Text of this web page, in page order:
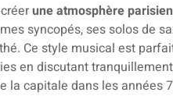
une atmosphère
syncopés, ses solos de
Ce style musical est
en discutant
la capitale dans les années